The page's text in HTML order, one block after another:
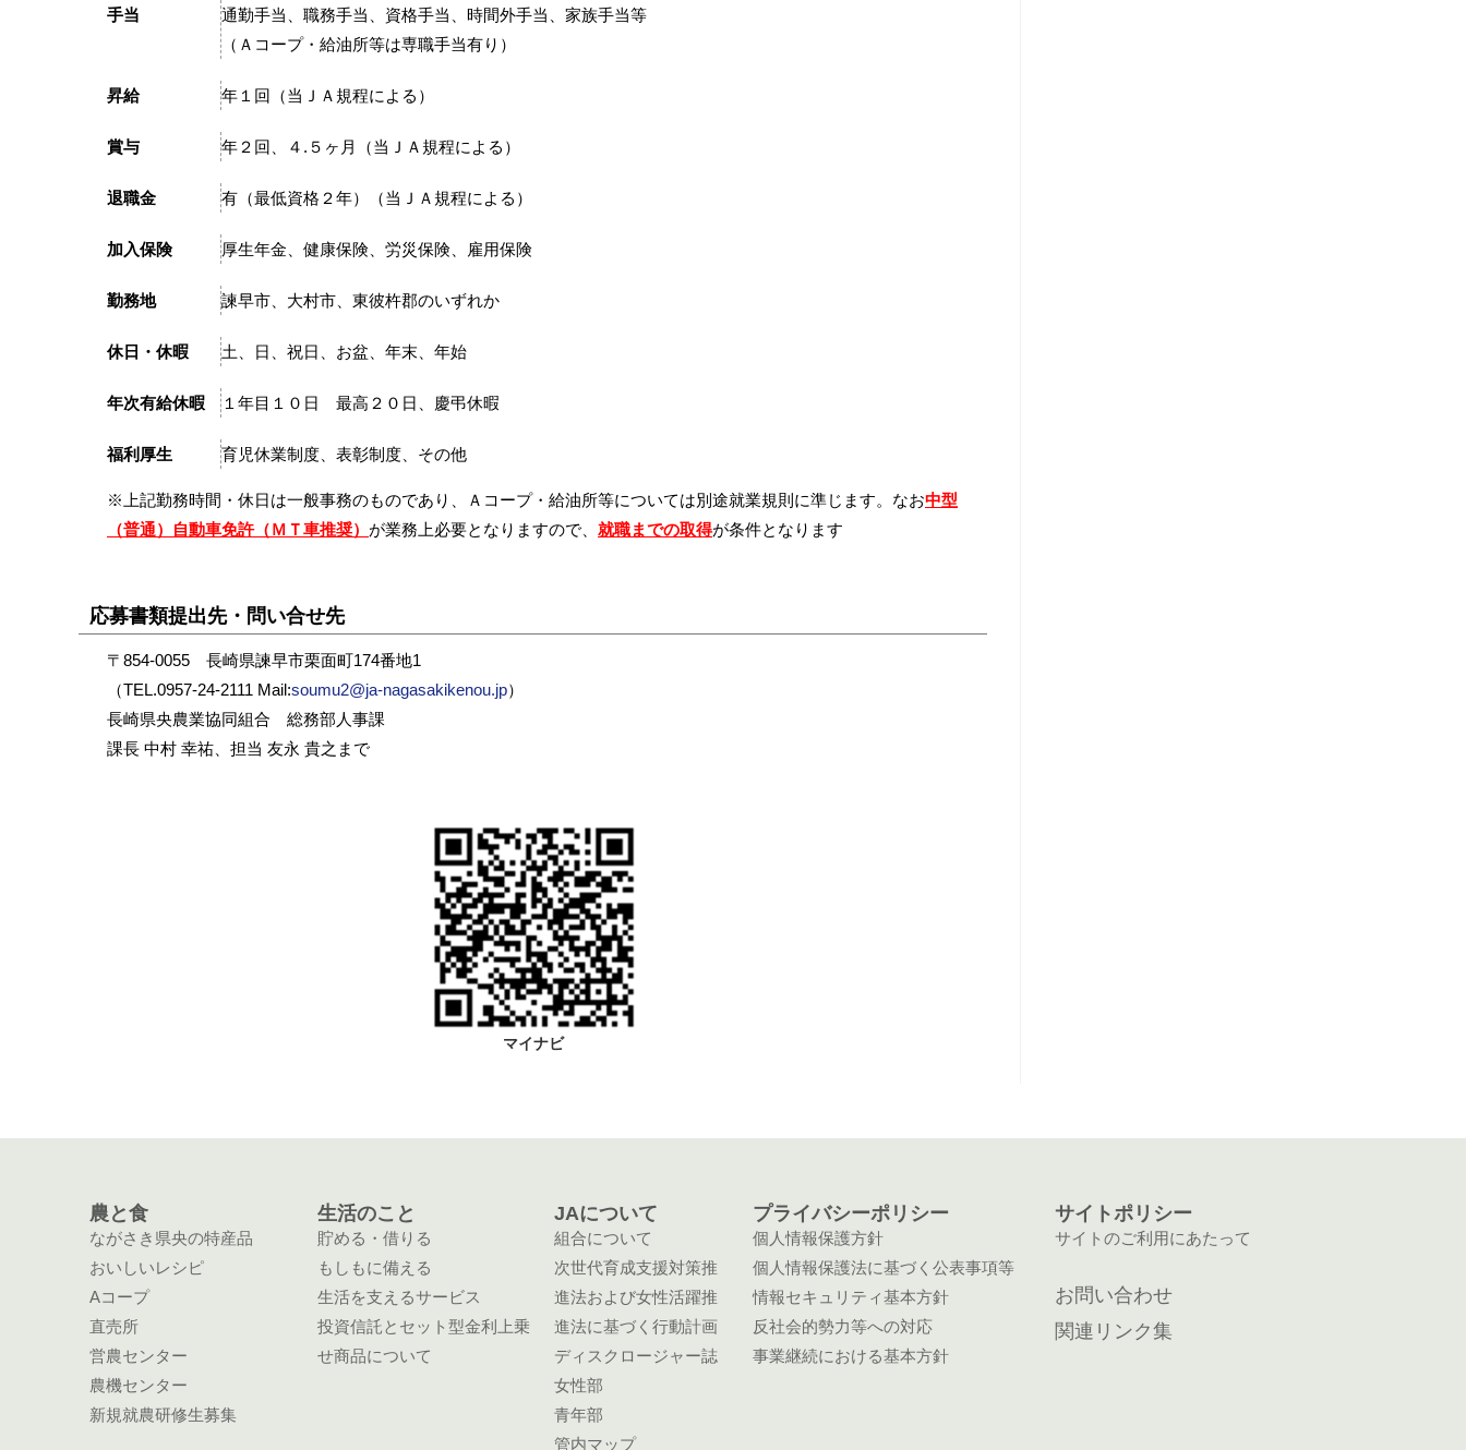
手当
通勤手当、職務手当、資格手当、時間外手当、家族手当等
（Ａコープ・給油所等は専職手当有り）
昇給 年１回（当ＪＡ規程による）
賞与 年２回、４.５ヶ月（当ＪＡ規程による）
退職金 有（最低資格２年）（当ＪＡ規程による）
加入保険 厚生年金、健康保険、労災保険、雇用保険
勤務地 諫早市、大村市、東彼杵郡のいずれか
休日・休暇 土、日、祝日、お盆、年末、年始
年次有給休暇 １年目１０日 最高２０日、慶弔休暇
福利厚生 育児休業制度、表彰制度、その他
※上記勤務時間・休日は一般事務のものであり、Ａコープ・給油所等については別途就業規則に準じます。なお中型
（普通）自動車免許（ＭＴ車推奨） が業務上必要となりますので、 就職までの取得が条件となります
応募書類提出先・問い合せ先
〒854-0055 長崎県諫早市栗面町174番地1
（TEL.0957-24-2111 Mail:soumu2@ja-nagasakikenou.jp）
長崎県央農業協同組合 総務部人事課
課長 中村 幸祐、担当 友永 貴之まで
マイナビ
農と食
ながさき県央の特産品
おいしいレシピ
Aコープ
直売所
営農センター
農機センター
新規就農研修生募集
生活のこと
貯める・借りる
もしもに備える
生活を支えるサービス
投資信託とセット型金利上乗
せ商品について
JAについて
組合について
次世代育成支援対策推
進法および女性活躍推
進法に基づく行動計画
ディスクロージャー誌
女性部
青年部
管内マップ
プライバシーポリシー
個人情報保護方針
個人情報保護法に基づく公表事項等
情報セキュリティ基本方針
反社会的勢力等への対応
事業継続における基本方針
サイトポリシー
サイトのご利用にあたって
お問い合わせ
関連リンク集